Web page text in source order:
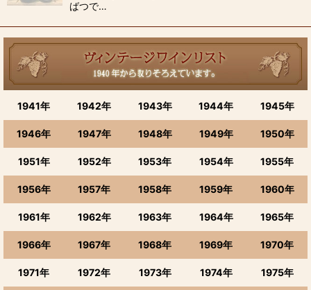
ばつで…
1941年 1942年 1943年 1944年 1945年
1946年 1947年 1948年 1949年 1950年
1951年 1952年 1953年 1954年 1955年
1956年 1957年 1958年 1959年 1960年
1961年 1962年 1963年 1964年 1965年
1966年 1967年 1968年 1969年 1970年
1971年 1972年 1973年 1974年 1975年